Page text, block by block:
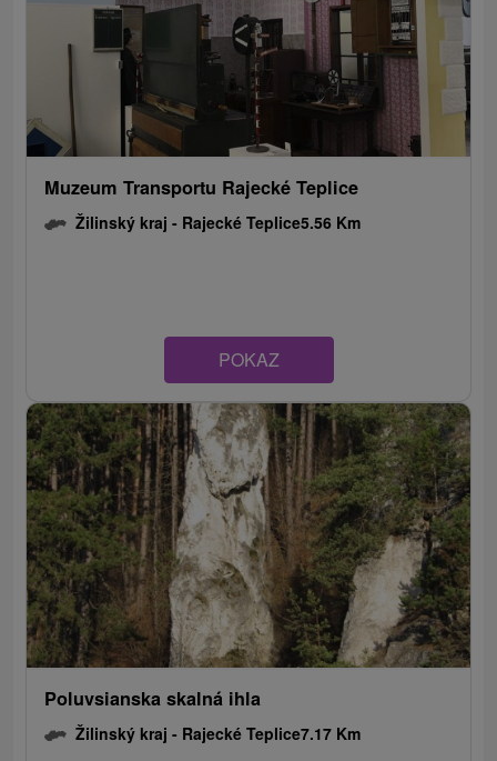
Muzeum Transportu Rajecké Teplice
Žilinský kraj - Rajecké Teplice5.56 Km
POKAZ
Poluvsianska skalná ihla
Žilinský kraj - Rajecké Teplice7.17 Km